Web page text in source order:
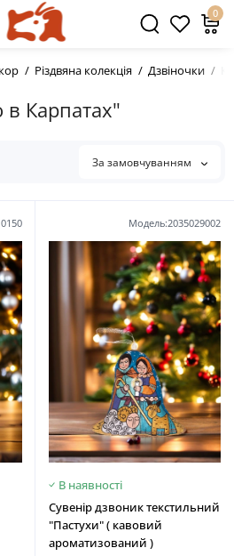
0
Різдвяна колекція Дзвіночки
в Карпатах"
За замовчуванням
Модель:2035029002
В наявності
Сувенір дзвоник текстильний
"Пастухи" ( кавовий
ароматизований )